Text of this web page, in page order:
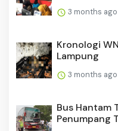
3 months ago
Kronologi
Lampung
3 months ago
Bus Hantam
Penumpang